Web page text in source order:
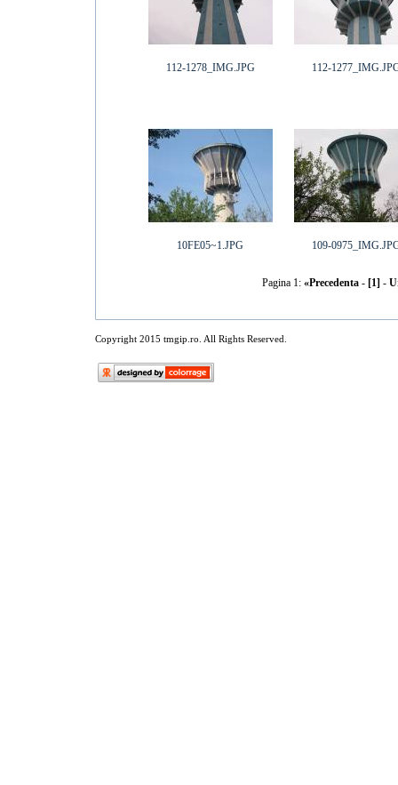
112-1278_IMG.JPG 112-
10FE05~1.JPG 109-
Pagina 1: «Precedenta - [1] -
Copyright 2015 tmgip.ro. All Rights Reserved.